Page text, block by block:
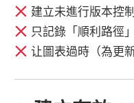
建立未進行版本控
只記錄「順利路徑
让圖表過時（為更